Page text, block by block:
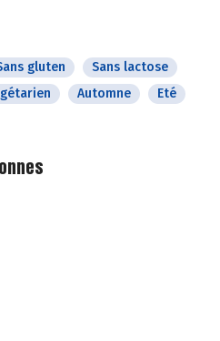
gluten
Sans lactose
Automne
Eté